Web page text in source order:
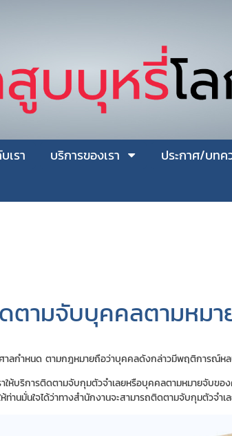
เรา บริการของเรา ประกาศ/บทค
ตามจับบุคคลตามหมา
าลกำหนด ตามกฎหมายถือว่าบุคคลดังกล่าวมีพฤติการณ์
ห้บริการติดตามจับกุมตัวจำเลยหรือบุคคลตามหมายจับ
ห้ท่านมั่นใจได้ว่าทางสำนักงานจะสามารถติดตามจับกุมตัวจ